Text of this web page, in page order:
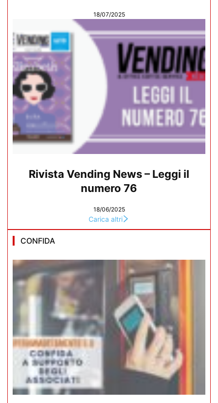
18/07/2025
Rivista Vending News – Leggi il
numero 76
18/06/2025
Carica altri
CONFIDA